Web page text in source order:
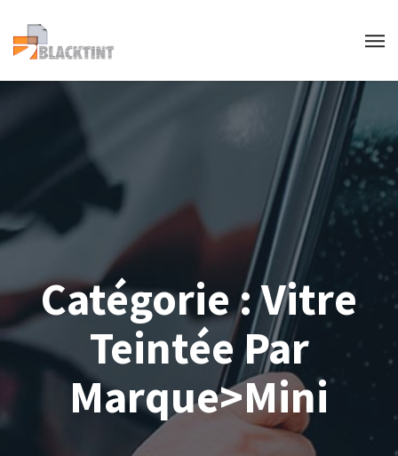
Catégorie :Vitre
Teintée Par
Marque>Mini